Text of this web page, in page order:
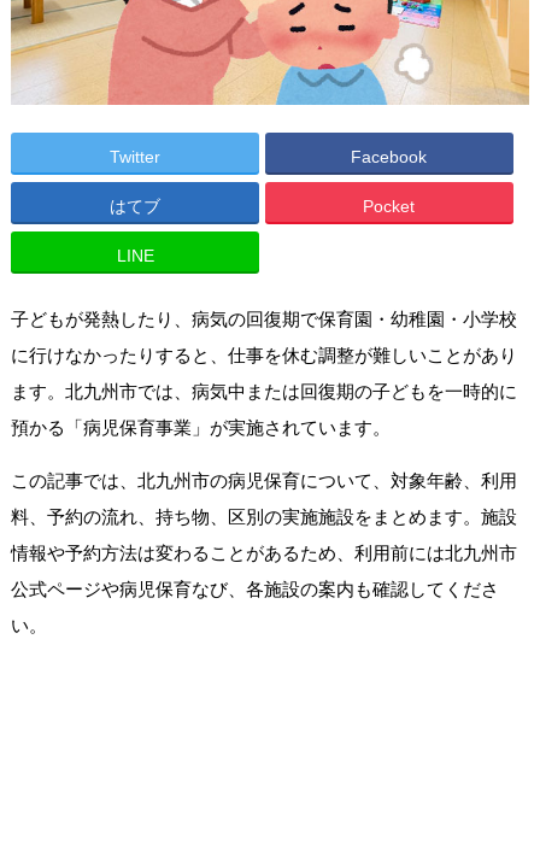
Twitter Facebook
はてブ Pocket
LINE
子どもが発熱したり、病気の回復期で保育園・幼稚園・小学校
に行けなかったりすると、仕事を休む調整が難しいことがあり
ます。北九州市では、病気中または回復期の子どもを一時的に
預かる「病児保育事業」が実施されています。
この記事では、北九州市の病児保育について、対象年齢、利用
料、予約の流れ、持ち物、区別の実施施設をまとめます。施設
情報や予約方法は変わることがあるため、利用前には北九州市
公式ページや病児保育なび、各施設の案内も確認してくださ
い。